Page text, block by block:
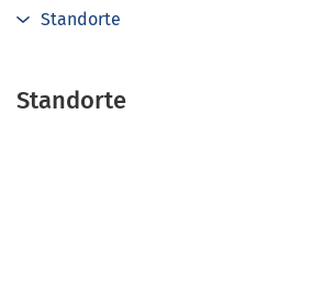
Standorte
Standorte